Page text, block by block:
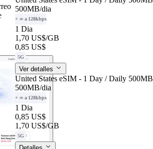
500MB/dia
+ ∞ a 128kbps
1 Dia
1,70 US$/GB
0,85 US$
5G
Ver detalles
United States eSIM - 1 Day / Daily 500MB
500MB/dia
+ ∞ a 128kbps
1 Dia
0,85 US$
1,70 US$/GB
5G